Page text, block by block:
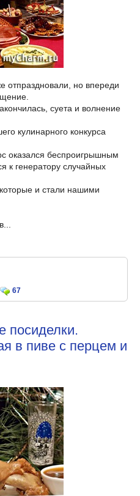
отпраздновали, но впереди
суета и волнение
кулинарного конкурса
оказался беспроигрышным
к генератору случайных
и стали нашими
67
посиделки.
в пиве с перцем и